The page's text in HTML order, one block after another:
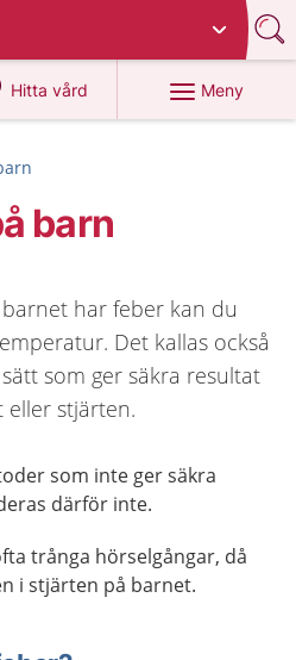
Hitta vård
på 1177.se
Meny
barn
har feber kan du
Det kallas också
som ger säkra resultat
stjärten.
som inte ger säkra
därför inte.
trånga hörselgångar, då
i stjärten på barnet.